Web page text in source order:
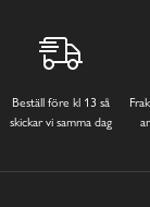
Beställ före kl 13 så
skickar vi samma dag